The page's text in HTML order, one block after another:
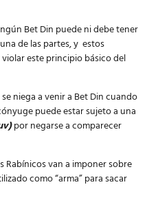
Bet Din puede ni debe tener
de las partes, y estos
este principio básico del
niega a venir a Bet Din cuando
puede estar sujeto a una
por negarse a comparecer
van a imponer sobre
como “arma” para sacar